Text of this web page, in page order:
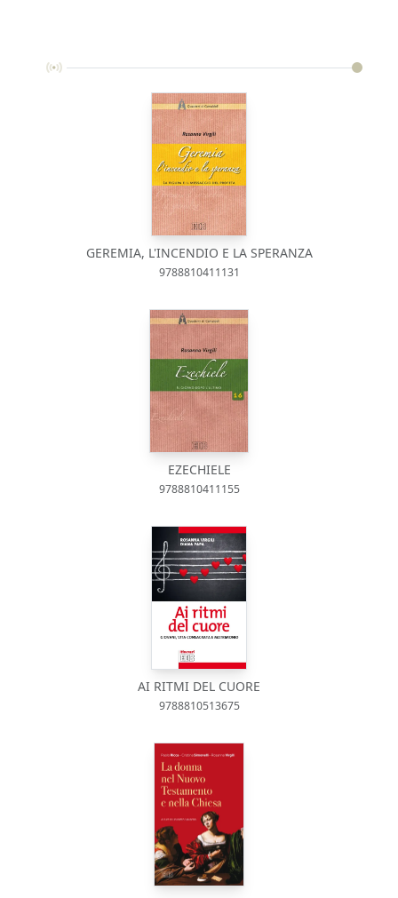
GEREMIA, L'INCENDIO E LA SPERANZA
9788810411131
EZECHIELE
9788810411155
AI RITMI DEL CUORE
9788810513675